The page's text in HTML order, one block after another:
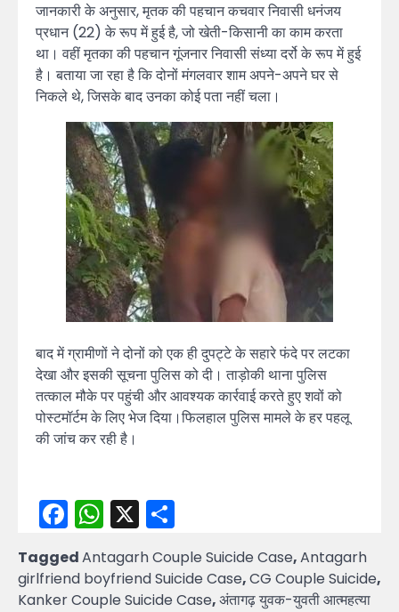
जानकारी के अनुसार, मृतक की पहचान कचवार निवासी धनंजय
प्रधान (22) के रूप में हुई है, जो खेती-किसानी का काम करता
था। वहीं मृतका की पहचान गूंजनार निवासी संध्या दर्रो के रूप में हुई
है। बताया जा रहा है कि दोनों मंगलवार शाम अपने-अपने घर से
निकले थे, जिसके बाद उनका कोई पता नहीं चला।
बाद में ग्रामीणों ने दोनों को एक ही दुपट्टे के सहारे फंदे पर लटका
देखा और इसकी सूचना पुलिस को दी। ताड़ोकी थाना पुलिस
तत्काल मौके पर पहुंची और आवश्यक कार्रवाई करते हुए शवों को
पोस्टमॉर्टम के लिए भेज दिया।फिलहाल पुलिस मामले के हर पहलू
की जांच कर रही है।
Facebook
WhatsApp
X
TaggedAntagarh Couple Suicide Case,Antagarh
girlfriend boyfriend Suicide Case,CG Couple Suicide,
Kanker Couple Suicide Case,अंतागढ़ युवक-युवती आत्महत्या